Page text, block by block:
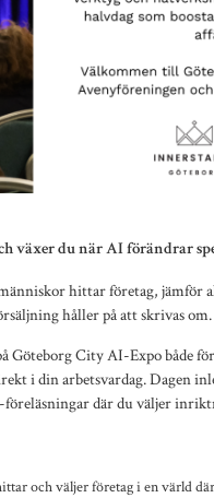
växer du när AI förändrar
hittar företag, jämför
håller på att skrivas om.
Göteborg City AI-Expo både
i din arbetsvardag. Dagen
föreläsningar där du väljer
och väljer företag i en värld